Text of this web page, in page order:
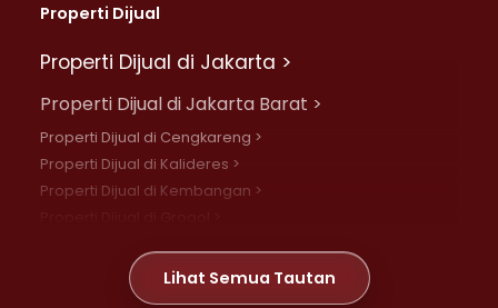
Properti Dijual
Properti Dijual di Jakarta >
Properti Dijual di Jakarta Barat >
Properti Dijual di Cengkareng >
Properti Dijual di Kalideres >
Properti Dijual di Kembangan >
Properti Dijual di Meruya >
Properti Dijual di Jelambar >
Lihat Semua Tautan